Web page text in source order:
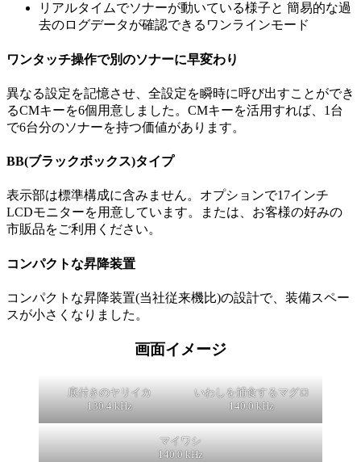
リアルタイムでソナーが動いている様子と 簡易的な過
去のログデータが確認できるワンラインモード
ワンタッチ操作で別のソナーに早変わり
異なる設定を記憶させ、全設定を瞬時に呼び出すことができ
るCMキーを6個用意しました。CMキーを活用すれば、1台
で6台分のソナーを持つ価値があります。
BB(ブラックボックス)タイプ
表示部は標準構成に含みません。オプションで17インチ
LCDモニターを用意しています。または、お客様の好みの
市販品をご利用ください。
コンパクトな昇降装置
コンパクトな昇降装置(当社従来機比)の設計で、装備スペー
スが小さくなりました。
画面イメージ
底付きのヤリイカ
130.4 kHz
いわしを捕食するマグロ
140.0 kHz
マイワシ
140.0 kHz